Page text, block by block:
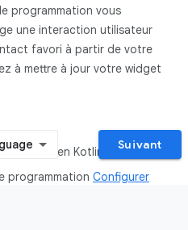
programmation vous
une interaction utilisateur
favori à partir de votre
à mettre à jour votre widget
de base en Kotlin.
programmation Configurer
de test dans un
Suivant